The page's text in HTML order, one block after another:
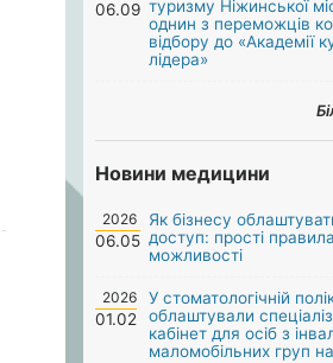
06.09 туризму Ніжинської
однин з переможців
відбору до «Академії
лідера»
Новини медицини
2026
06.05
Як бізнесу
доступ: прості
можливості
2026
01.02
У стоматологічній
облаштували
кабінет для осіб з
маломобільних груп